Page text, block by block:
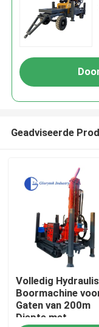
Huis
Geadviseerde
Volledig
Boormachine
Gaten van 200m
Diepte met